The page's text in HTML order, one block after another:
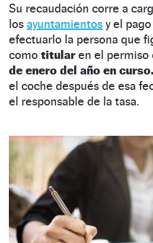
Su recaudación corre a
los ayuntamientos y el
efectuarlo la persona que
como titularen el permiso
de enero del año en curso.
el coche después de esa
el responsable de la tasa.